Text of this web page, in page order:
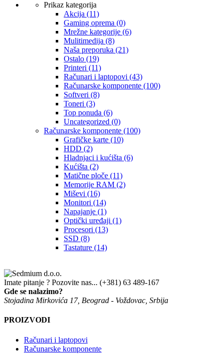
Prikaz kategorija
Akcija (11)
Gaming oprema (0)
Mrežne kategorije (6)
Mulitimedija (8)
Naša preporuka (21)
Ostalo (19)
Printeri (11)
Računari i laptopovi (43)
Računarske komponente (100)
Softveri (8)
Toneri (3)
Top ponuda (6)
Uncategorized (0)
Računarske komponente (100)
Grafičke karte (10)
HDD (2)
Hladnjaci i kućišta (6)
Kućišta (2)
Matične ploče (11)
Memorije RAM (2)
Miševi (16)
Monitori (14)
Napajanje (1)
Optički uređaji (1)
Procesori (13)
SSD (8)
Tastature (14)
Imate pitanje ? Pozovite nas... (+381) 63 489-167
Gde se nalazimo?
Stojadina Mirkovića 17, Beograd - Voždovac, Srbija
PROIZVODI
Računari i laptopovi
Računarske komponente